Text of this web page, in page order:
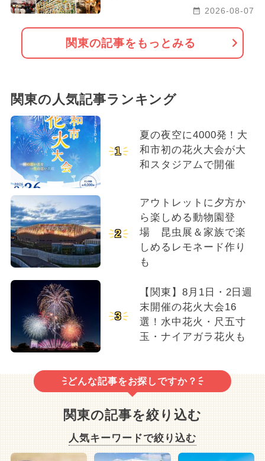
2026-08-07
関東の記事をもっとみる
関東の人気記事ランキング
1
夏の夜空に4000発！大
和市初の花火大会が大
和スタジアムで開催
2
アウトレットに夕方か
ら楽しめる動物園登
場 昆虫展＆家族で楽
しめるレモネード作り
も
3
【関東】8月1日・2日週
末開催の花火大会16
選！水中花火・尺五寸
玉・ナイアガラ花火も
どんな記事をお探しですか？
関東の記事を絞り込む
人気キーワードで絞り込む